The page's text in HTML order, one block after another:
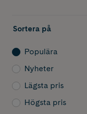
Sortera på
Populära
Nyheter
Lägsta pris
Högsta pris